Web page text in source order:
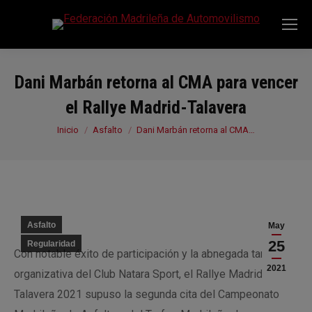
Dani Marbán retorna al CMA para vencer
el Rallye Madrid-Talavera
Estás aquí:
Inicio Asfalto Dani Marbán retorna al CMA…
May
25
2021
Asfalto
Regularidad
Con notable éxito de participación y la abnegada tarea
organizativa del Club Natara Sport, el Rallye Madrid-
Talavera 2021 supuso la segunda cita del Campeonato